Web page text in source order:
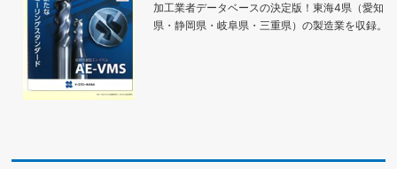
加工業者データベースの決定版！東海4県（愛知
県・静岡県・岐阜県・三重県）の製造業を収録。